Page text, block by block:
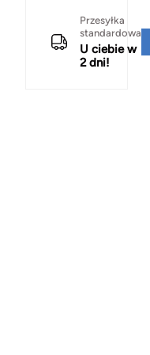
Przesyłka
standardowa
U ciebie w
2 dni!